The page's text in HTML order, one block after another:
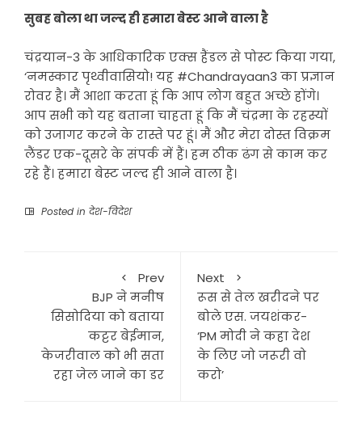
सुबह बोला था जल्द ही हमारा बेस्ट आने वाला है
चंद्रयान-3 के आधिकारिक एक्स हैंडल से पोस्ट किया गया,
‘नमस्कार पृथ्वीवासियो! यह #Chandrayaan3 का प्रज्ञान
रोवर है। मैं आशा करता हूं कि आप लोग बहुत अच्छे होंगे।
आप सभी को यह बताना चाहता हूं कि मैं चंद्रमा के रहस्यों
को उजागर करने के रास्ते पर हूं। मैं और मेरा दोस्त विक्रम
लैंडर एक-दूसरे के संपर्क में हैं। हम ठीक ढंग से काम कर
रहे हैं। हमारा बेस्ट जल्द ही आने वाला है।
Posted in देश-विदेश
Prev
BJP ने मनीष
सिसोदिया को बताया
कट्टर बेईमान,
केजरीवाल को भी सता
रहा जेल जाने का डर
Next
रूस से तेल खरीदने पर
बोले एस. जयशंकर-
‘PM मोदी ने कहा देश
के लिए जो जरूरी वो
करो’